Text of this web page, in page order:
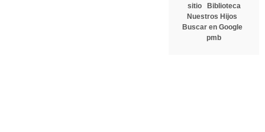
sitio
Biblioteca
Nuestros Hijos
Buscar en Google
pmb